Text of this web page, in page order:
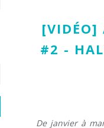
[VIDÉO]
#2 -
De janvier à